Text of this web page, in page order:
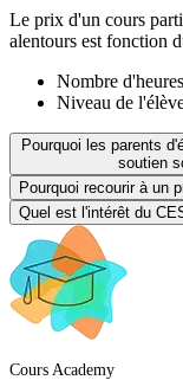
Le prix d'un cours
alentours est fonction
Nombre
Niveau de
Pourquoi les parents
soutien
Pourquoi recourir à un
Quel est l'intérêt du
Cours Academy